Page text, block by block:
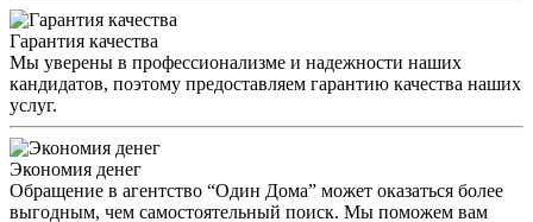
Гарантия качества
Мы уверены в профессионализме и надежности наших
кандидатов, поэтому предоставляем гарантию качества наших
услуг.
Экономия денег
Обращение в агентство “Один Дома” может оказаться более
выгодным, чем самостоятельный поиск. Мы поможем вам